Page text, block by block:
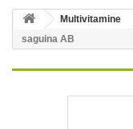
Multivitamine
saguina AB